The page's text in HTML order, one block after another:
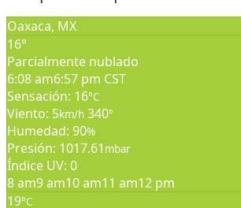
Oaxaca, MX
16°
Parcialmente nublado
6:08 am6:57 pm CST
Sensación: 16°C
Viento: 5km/h 340°
Humedad: 90%
Presión: 1017.61 mbar
Índice UV: 0
8 am9 am10 am11 am12 pm
19°C